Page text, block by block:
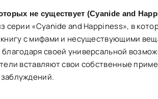
не существует (Cyanide and
серии «Cyanide and Happiness», в
с мифами и несуществующими
своей универсальной
вставляют свои собственные